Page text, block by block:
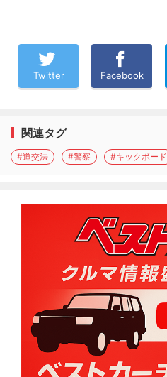
Twitter Facebook
関連タグ
#道交法 #警察 #キックボード